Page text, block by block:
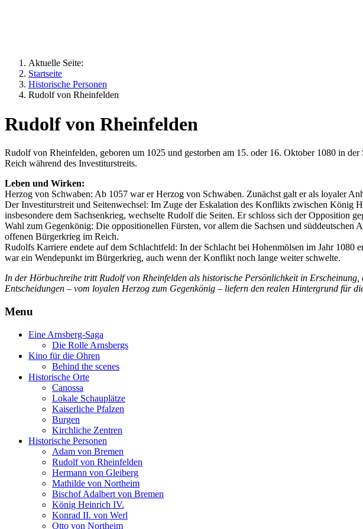
Aktuelle Seite:
Startseite
Historische Personen
Rudolf von Rheinfelden
Rudolf von Rheinfelden
Rudolf von Rheinfelden, geboren um 1025 und gestorben am 15. oder 16. Oktober 1080 in
Reich während des Investiturstreits.
Leben und Wirken:
Herzog von Schwaben: Ab 1057 war er Herzog von Schwaben. Zunächst galt er als loyaler
Der Investiturstreit und Seitenwechsel: Im Zuge der Eskalation des Konflikts zwischen König
insbesondere dem Sachsenkrieg, wechselte Rudolf die Seiten. Er schloss sich der Opposition
Wahl zum Gegenkönig: Die oppositionellen Fürsten, vor allem die Sachsen und
offenen Bürgerkrieg im Reich.
Rudolfs Karriere endete auf dem Schlachtfeld: In der Schlacht bei Hohenmölsen im Jahr
war ein Wendepunkt im Bürgerkrieg, auch wenn der Konflikt noch lange weiter schwelte.
In der Hörbuchreihe tritt Rudolf von Rheinfelden als historische Persönlichkeit in
Entscheidungen – vom loyalen Herzog zum Gegenkönig – liefern den realen Hintergrund für
Menu
Eine Arnsberg-Saga
Die Rolle Arnsbergs
Kino für die Ohren
Behind the scenes
Historische Orte
Canossa
Lokale Schauplätze
Kaiserliche Pfalzen
Burgen
Kirchliche Zentren
Historische Personen
Adam von Bremen
Rudolf von Rheinfelden
Hermann von Gleiberg
Mathilde von Northeim
Bischof Adalbert von Bremen
König Heinrich IV.
Konrad II. von Werl
Otto von Northeim